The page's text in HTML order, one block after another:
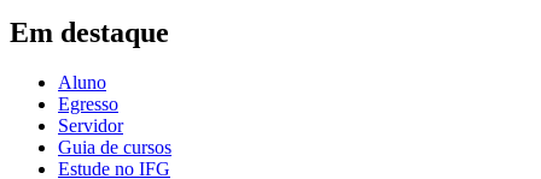
Em destaque
Aluno
Egresso
Servidor
Guia de cursos
Estude no IFG